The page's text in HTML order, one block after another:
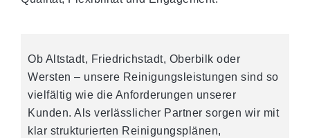
Ob Altstadt, Friedrichstadt, Oberbilk oder
Wersten – unsere Reinigungsleistungen sind so
vielfältig wie die Anforderungen unserer
Kunden. Als verlässlicher Partner sorgen wir mit
klar strukturierten Reinigungsplänen,